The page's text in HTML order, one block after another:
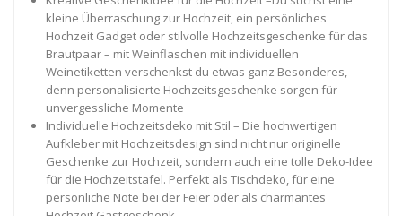
kleine Überraschung zur Hochzeit, ein persönliches
Hochzeit Gadget oder stilvolle Hochzeitsgeschenke für das
Brautpaar – mit Weinflaschen mit individuellen
Weinetiketten verschenkst du etwas ganz Besonderes,
denn personalisierte Hochzeitsgeschenke sorgen für
unvergessliche Momente
Individuelle Hochzeitsdeko mit Stil – Die hochwertigen
Aufkleber mit Hochzeitsdesign sind nicht nur originelle
Geschenke zur Hochzeit, sondern auch eine tolle Deko-Idee
für die Hochzeitstafel. Perfekt als Tischdeko, für eine
persönliche Note bei der Feier oder als charmantes